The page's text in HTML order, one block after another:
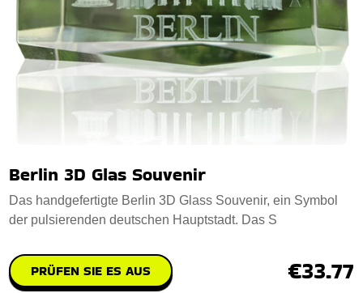
Berlin 3D Glas Souvenir
Das handgefertigte Berlin 3D Glass Souvenir, ein Symbol
der pulsierenden deutschen Hauptstadt. Das S
PRÜFEN SIE ES AUS €33.77